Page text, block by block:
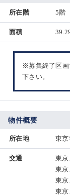
所在階 5階
面積
※募集終了区画
下さい。
物件概要
所在地 東京
交通
東京
東京
東京
東京